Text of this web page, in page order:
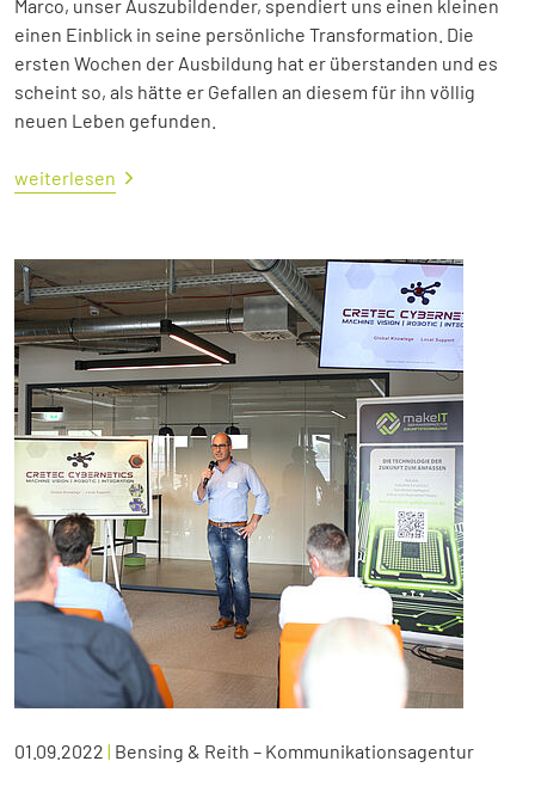
Marco, unser Auszubildender, spendiert uns einen kleinen
einen Einblick in seine persönliche Transformation. Die
ersten Wochen der Ausbildung hat er überstanden und es
scheint so, als hätte er Gefallen an diesem für ihn völlig
neuen Leben gefunden.
weiterlesen
01.09.2022 | Bensing & Reith – Kommunikationsagentur